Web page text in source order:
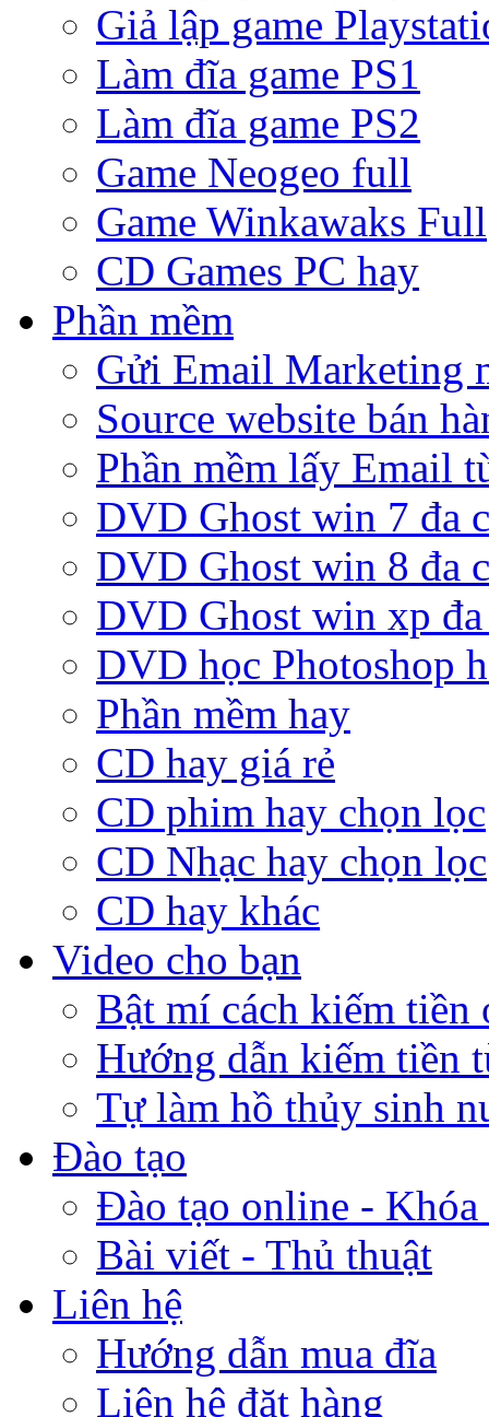
Giả lập game
Làm đĩa game PS1
Làm đĩa game PS2
Game Neogeo full
Game Winkawaks Full
CD Games PC hay
Phần mềm
Gửi Email Marketing
Source website bán
Phần mềm lấy Email
DVD Ghost win 7 đa
DVD Ghost win 8 đa
DVD Ghost win xp
DVD học Photoshop
Phần mềm hay
CD hay giá rẻ
CD phim hay chọn lọc
CD Nhạc hay chọn lọc
CD hay khác
Video cho bạn
Bật mí cách kiếm tiền
Hướng dẫn kiếm tiền
Tự làm hồ thủy sinh
Đào tạo
Đào tạo online -
Bài viết - Thủ thuật
Liên hệ
Hướng dẫn mua đĩa
Liên hệ đặt hàng